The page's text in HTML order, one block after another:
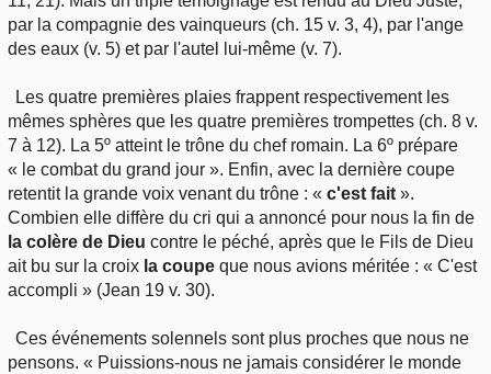
par la compagnie des vainqueurs (ch. 15 v. 3, 4), par l'ange
des eaux (v. 5) et par l'autel lui-même (v. 7).
Les quatre premières plaies frappent respectivement les
mêmes sphères que les quatre premières trompettes (ch. 8 v.
7 à 12). La 5º atteint le trône du chef romain. La 6º prépare
« le combat du grand jour ». Enfin, avec la dernière coupe
retentit la grande voix venant du trône : « c'est fait ».
Combien elle diffère du cri qui a annoncé pour nous la fin de
la colère de Dieu contre le péché, après que le Fils de Dieu
ait bu sur la croix la coupe que nous avions méritée : « C'est
accompli » (Jean 19 v. 30).
Ces événements solennels sont plus proches que nous ne
pensons. « Puissions-nous ne jamais considérer le monde